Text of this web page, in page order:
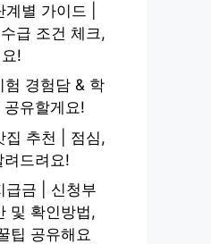
별 가이드 |
급 조건 체크,
!
경험담 & 학
유할게요!
집 추천 | 점심,
드려요!
급금 | 신청부
및 확인방법,
팁 공유해요